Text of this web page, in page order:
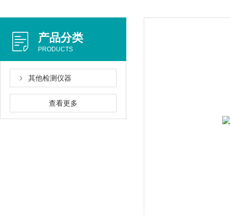
产品分类
PRODUCTS
其他检测仪器
查看更多